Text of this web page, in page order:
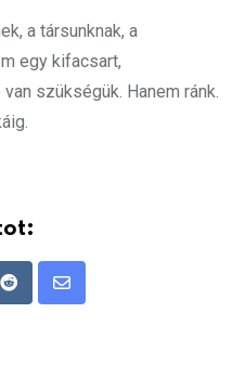
a társunknak, a
egy kifacsart,
szükségük. Hanem ránk.
RedditShare